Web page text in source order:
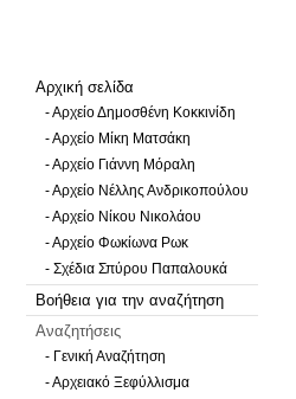
Αρχική σελίδα
- Αρχείο Δημοσθένη Κοκκινίδη
- Αρχείο Μίκη Ματσάκη
- Αρχείο Γιάννη Μόραλη
- Αρχείο Νέλλης Ανδρικοπούλου
- Αρχείο Νίκου Νικολάου
- Αρχείο Φωκίωνα Ρωκ
- Σχέδια Σπύρου Παπαλουκά
Βοήθεια για την αναζήτηση
Αναζητήσεις
- Γενική Αναζήτηση
- Αρχειακό Ξεφύλλισμα